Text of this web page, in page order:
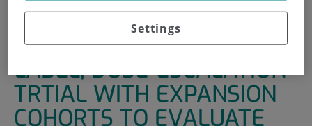
TUMORS
FIRST-IN-HUMAN, OPEN-
LABEL, DOSE-ESCALATION
TRTIAL WITH EXPANSION
COHORTS TO EVALUATE
Settings